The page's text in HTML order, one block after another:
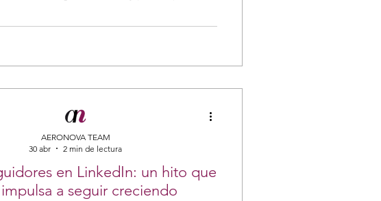
en LinkedIn: un hito que
a seguir creciendo
AERONOVA TEAM
30 abr
2 min de lectura